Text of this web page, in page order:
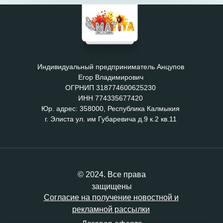
© 2024. Все права
защищены
Согласие на получение новостной и
рекламной рассылки
Индивидуальный предприниматель Анцупов
Егор Владимирович
ОГРНИП 318774600625230
ИНН 774335677420
Юр. адрес: 358000, Республика Калмыкия
г. Элиста ул. им Губаревича д.9 к.2 кв.11